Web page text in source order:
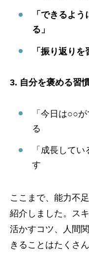
「できるよ
る」
「振り返りを
3. 自分を褒める習
「今日は○○
る
「成長して
す
ここまで、能力不
紹介しました。ス
活かすコツ、人間
きることはたくさ